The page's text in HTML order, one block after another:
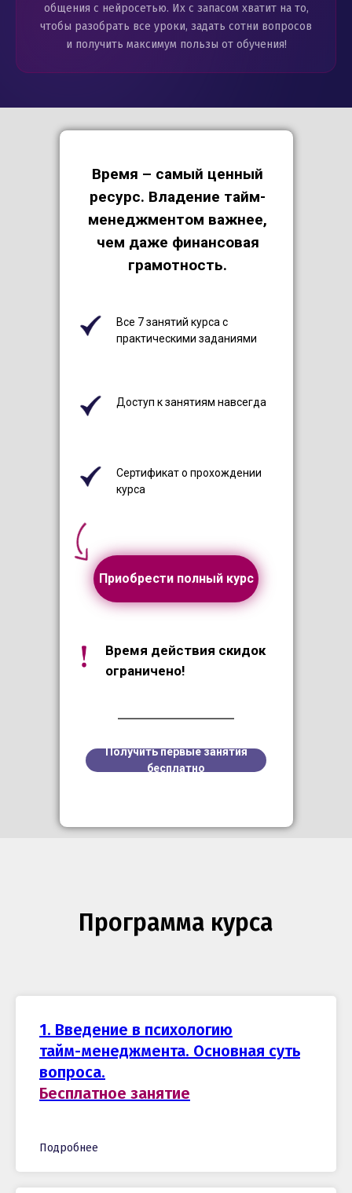
общения с нейросетью. Их с запасом хватит на то,
чтобы разобрать все уроки, задать сотни вопросов
и получить максимум пользы от обучения!
Время – самый ценный
ресурс. Владение тайм-
менеджментом важнее,
чем даже финансовая
грамотность.
Приобрести полный курс
Все 7 занятий курса с
практическими заданиями
Доступ к занятиям навсегда
Сертификат о прохождении
курса
Время действия скидок
ограничено!
Получить первые занятия
бесплатно
Программа курса
1. Введение в психологию
тайм-менеджмента. Основная суть
вопроса.
Бесплатное занятие
Подробнее